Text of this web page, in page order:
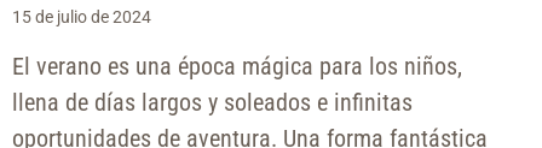
15 de julio de 2024
El verano es una época mágica para los niños,
llena de días largos y soleados e infinitas
oportunidades de aventura. Una forma fantástica